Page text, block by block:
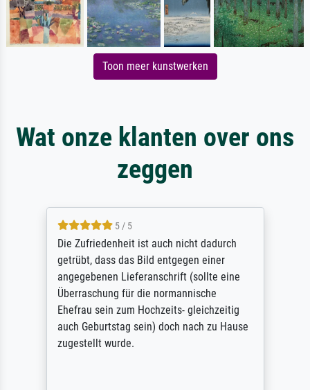
Toon meer kunstwerken
Wat onze klanten over ons
zeggen
5 / 5
Die Zufriedenheit ist auch nicht dadurch
getrübt, dass das Bild entgegen einer
angegebenen Lieferanschrift (sollte eine
Überraschung für die normannische
Ehefrau sein zum Hochzeits- gleichzeitig
auch Geburtstag sein) doch nach zu Hause
zugestellt wurde.